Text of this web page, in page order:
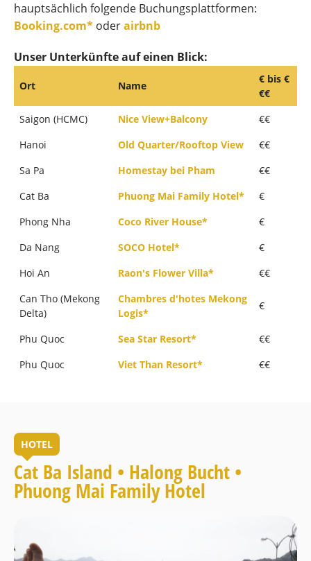
hauptsächlich folgende Buchungsplattformen:
Booking.com* oderairbnb
Unser Unterkünfte auf einen Blick:
Ort Name
€ bis €
€€
Saigon (HCMC)
Nice View+Balcony
€€
Hanoi
Old Quarter/Rooftop View
€€
Sa Pa
Homestay bei Pham
€€
Cat Ba
Phuong Mai Family Hotel*
€
Phong Nha
Coco River House*
€
Da Nang
SOCO Hotel*
€
Hoi An
Raon's Flower Villa*
€€
Can Tho (Mekong
Delta)
Chambres d'hotes Mekong
Logis*
€
Phu Quoc Sea Star Resort*
€€
Phu Quoc
Viet Than Resort* €€
HOTEL
Cat Ba Island • Halong Bucht •
Phuong Mai Family Hotel